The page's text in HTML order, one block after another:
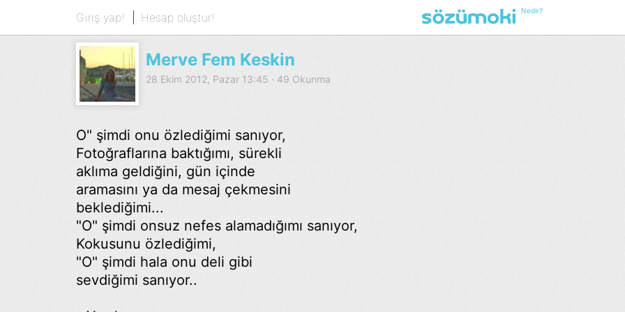
Giriş yap! Hesap oluştur! Nedir?
Merve Fem Keskin
28 Ekim 2012, Pazar 13:45 · 49 Okunma
O" şimdi onu özlediğimi sanıyor,
Fotoğraflarına baktığımı, sürekli
aklıma geldiğini, gün içinde
aramasını ya da mesaj çekmesini
beklediğimi...
"O" şimdi onsuz nefes alamadığımı sanıyor,
Kokusunu özlediğimi,
"O" şimdi hala onu deli gibi
sevdiğimi sanıyor..